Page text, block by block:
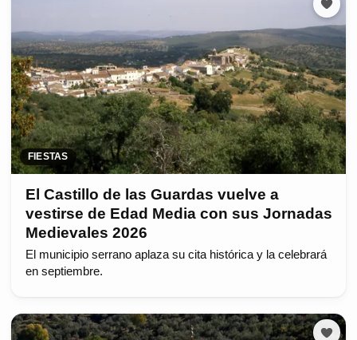
FIESTAS
El Castillo de las Guardas vuelve a
vestirse de Edad Media con sus Jornadas
Medievales 2026
El municipio serrano aplaza su cita histórica y la celebrará
en septiembre.